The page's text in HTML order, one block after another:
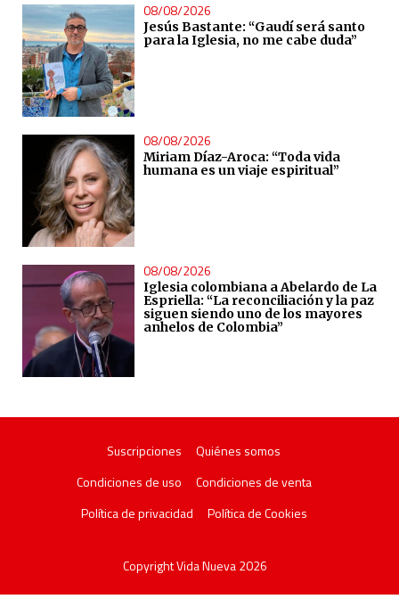
08/08/2026
Jesús Bastante: “Gaudí será santo
para la Iglesia, no me cabe duda”
08/08/2026
Miriam Díaz-Aroca: “Toda vida
humana es un viaje espiritual”
08/08/2026
Iglesia colombiana a Abelardo de La
Espriella: “La reconciliación y la paz
siguen siendo uno de los mayores
anhelos de Colombia”
Suscripciones
Quiénes somos
Condiciones de uso
Condiciones de venta
Política de privacidad
Política de Cookies
Copyright Vida Nueva 2026